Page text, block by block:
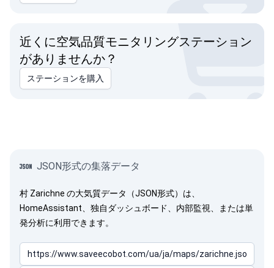
近くに空気品質モニタリングステーション
がありませんか？
ステーションを購入
JSON形式の集落データ
村 Zarichne の大気質データ（JSON形式）は、
HomeAssistant、独自ダッシュボード、内部監視、または単
発分析に利用できます。